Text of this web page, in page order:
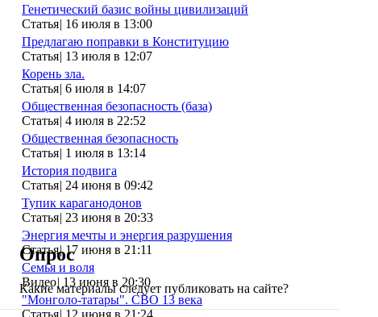
Генетический базис войны цивилизаций
Статья| 16 июля в 13:00
Предлагаю поправки в Конституцию
Статья| 13 июля в 12:07
Корень зла.
Статья| 6 июля в 14:07
Общественная безопасность (база)
Статья| 4 июля в 22:52
Общественная безопасность
Статья| 1 июля в 13:14
История подвига
Статья| 24 июня в 09:42
Тупик караганодонов
Статья| 23 июня в 20:33
Энергия мечты и энергия разрушения
Статья| 17 июня в 21:11
Семья и воля
Видео| 13 июня в 20:30
"Монголо-татары". СВО 13 века
Опрос
Какие материалы следует публиковать на сайте?